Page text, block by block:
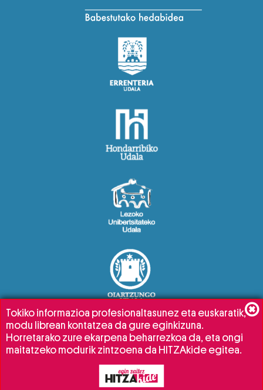
Tokiko informazioa profesionaltasunez eta euskaratik,
modu librean kontatzea da gure eginkizuna.
Horretarako zure ekarpena beharrezkoa da, eta ongi
maitatzeko modurik zintzoena da HITZAkide egitea.